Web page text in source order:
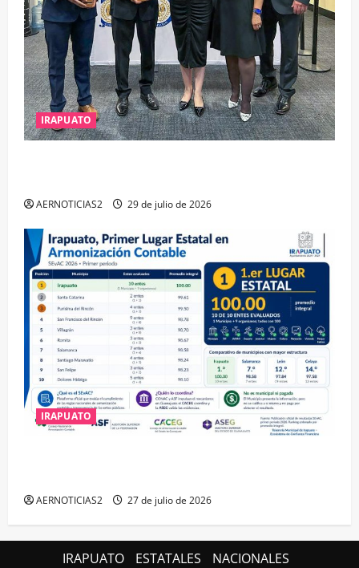
IRAPUATO
AERNOTICIAS2 29 de julio de 2026
IRAPUATO
AERNOTICIAS2 27 de julio de 2026
IRAPUATO ESTATALES NACIONALES